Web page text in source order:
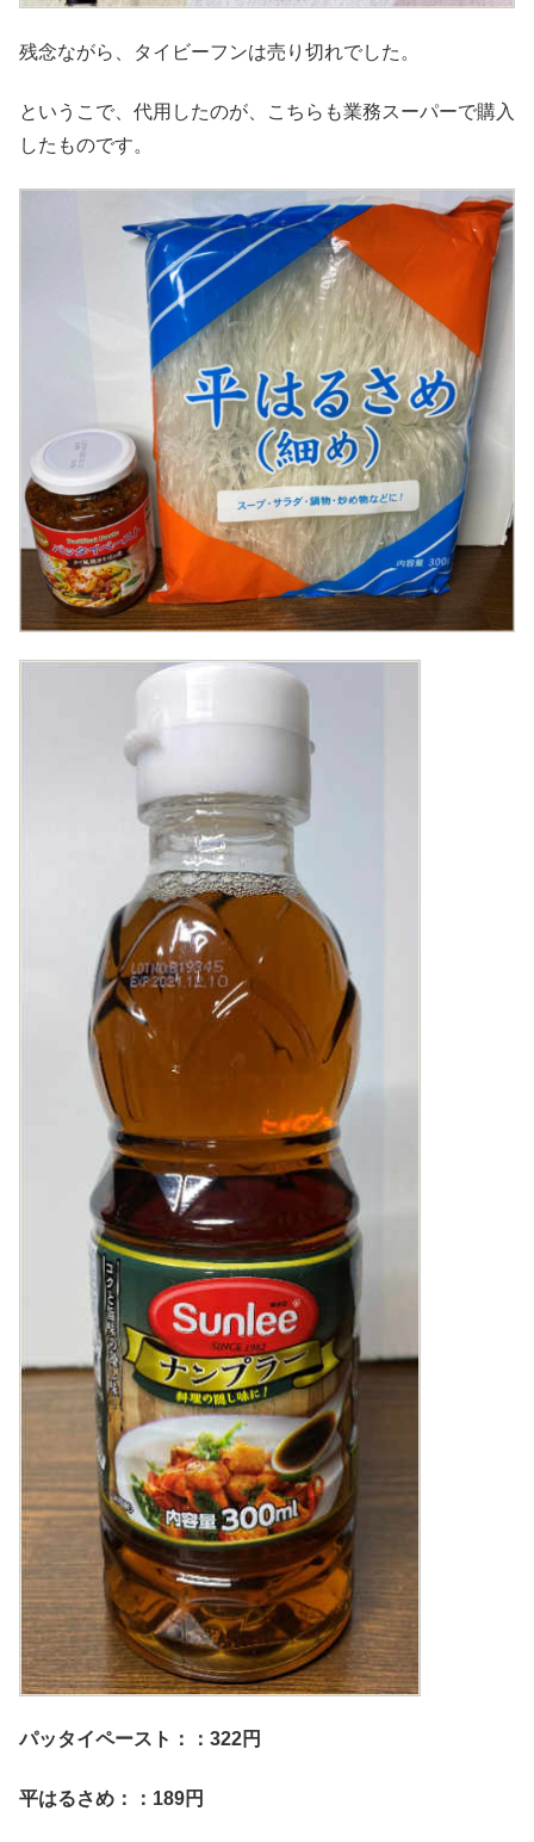
残念ながら、タイビーフンは売り切れでした。
というこで、代用したのが、こちらも業務スーパーで購入
したものです。
パッタイペースト：：322円
平はるさめ：：189円